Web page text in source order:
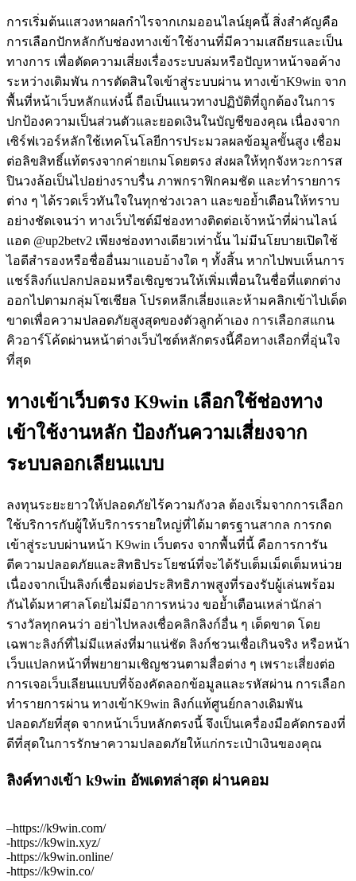
การเริ่มต้นแสวงหาผลกำไรจากเกมออนไลน์ยุคนี้ สิ่งสำคัญคือ
การเลือกปักหลักกับช่องทางเข้าใช้งานที่มีความเสถียรและเป็น
ทางการ เพื่อตัดความเสี่ยงเรื่องระบบล่มหรือปัญหาหน้าจอค้าง
ระหว่างเดิมพัน การตัดสินใจเข้าสู่ระบบผ่าน ทางเข้าK9win จาก
พื้นที่หน้าเว็บหลักแห่งนี้ ถือเป็นแนวทางปฏิบัติที่ถูกต้องในการ
ปกป้องความเป็นส่วนตัวและยอดเงินในบัญชีของคุณ เนื่องจาก
เซิร์ฟเวอร์หลักใช้เทคโนโลยีการประมวลผลข้อมูลขั้นสูง เชื่อม
ต่อลิขสิทธิ์แท้ตรงจากค่ายเกมโดยตรง ส่งผลให้ทุกจังหวะการส
ปินวงล้อเป็นไปอย่างราบรื่น ภาพกราฟิกคมชัด และทำรายการ
ต่าง ๆ ได้รวดเร็วทันใจในทุกช่วงเวลา และขอย้ำเตือนให้ทราบ
อย่างชัดเจนว่า ทางเว็บไซต์มีช่องทางติดต่อเจ้าหน้าที่ผ่านไลน์
แอด @up2betv2 เพียงช่องทางเดียวเท่านั้น ไม่มีนโยบายเปิดใช้
ไอดีสำรองหรือชื่ออื่นมาแอบอ้างใด ๆ ทั้งสิ้น หากไปพบเห็นการ
แชร์ลิงก์แปลกปลอมหรือเชิญชวนให้เพิ่มเพื่อนในชื่อที่แตกต่าง
ออกไปตามกลุ่มโซเชียล โปรดหลีกเลี่ยงและห้ามคลิกเข้าไปเด็ด
ขาดเพื่อความปลอดภัยสูงสุดของตัวลูกค้าเอง การเลือกสแกน
คิวอาร์โค้ดผ่านหน้าต่างเว็บไซต์หลักตรงนี้คือทางเลือกที่อุ่นใจ
ที่สุด
ทางเข้าเว็บตรง K9win เลือกใช้ช่องทาง
เข้าใช้งานหลัก ป้องกันความเสี่ยงจาก
ระบบลอกเลียนแบบ
ลงทุนระยะยาวให้ปลอดภัยไร้ความกังวล ต้องเริ่มจากการเลือก
ใช้บริการกับผู้ให้บริการรายใหญ่ที่ได้มาตรฐานสากล การกด
เข้าสู่ระบบผ่านหน้า K9win เว็บตรง จากพื้นที่นี้ คือการการัน
ตีความปลอดภัยและสิทธิประโยชน์ที่จะได้รับเต็มเม็ดเต็มหน่วย
เนื่องจากเป็นลิงก์เชื่อมต่อประสิทธิภาพสูงที่รองรับผู้เล่นพร้อม
กันได้มหาศาลโดยไม่มีอาการหน่วง ขอย้ำเตือนเหล่านักล่า
รางวัลทุกคนว่า อย่าไปหลงเชื่อคลิกลิงก์อื่น ๆ เด็ดขาด โดย
เฉพาะลิงก์ที่ไม่มีแหล่งที่มาแน่ชัด ลิงก์ชวนเชื่อเกินจริง หรือหน้า
เว็บแปลกหน้าที่พยายามเชิญชวนตามสื่อต่าง ๆ เพราะเสี่ยงต่อ
การเจอเว็บเลียนแบบที่จ้องคัดลอกข้อมูลและรหัสผ่าน การเลือก
ทำรายการผ่าน ทางเข้าK9win ลิงก์แท้ศูนย์กลางเดิมพัน
ปลอดภัยที่สุด จากหน้าเว็บหลักตรงนี้ จึงเป็นเครื่องมือคัดกรองที่
ดีที่สุดในการรักษาความปลอดภัยให้แก่กระเป๋าเงินของคุณ
ลิงค์ทางเข้า k9win อัพเดทล่าสุด ผ่านคอม
–https://k9win.com/
-https://k9win.xyz/
-https://k9win.online/
-https://k9win.co/